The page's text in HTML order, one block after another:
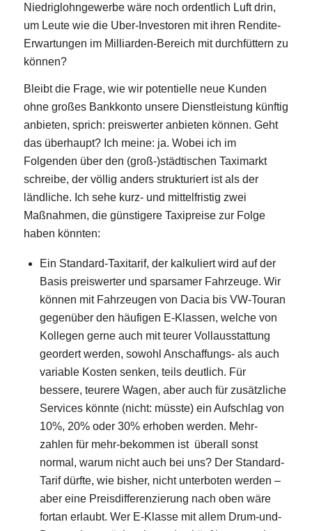
Niedriglohngewerbe wäre noch ordentlich Luft drin,
um Leute wie die Uber-Investoren mit ihren Rendite-
Erwartungen im Milliarden-Bereich mit durchfüttern zu
können?
Bleibt die Frage, wie wir potentielle neue Kunden
ohne großes Bankkonto unsere Dienstleistung künftig
anbieten, sprich: preiswerter anbieten können. Geht
das überhaupt? Ich meine: ja. Wobei ich im
Folgenden über den (groß-)städtischen Taximarkt
schreibe, der völlig anders strukturiert ist als der
ländliche. Ich sehe kurz- und mittelfristig zwei
Maßnahmen, die günstigere Taxipreise zur Folge
haben könnten:
Ein Standard-Taxitarif, der kalkuliert wird auf der
Basis preiswerter und sparsamer Fahrzeuge. Wir
können mit Fahrzeugen von Dacia bis VW-Touran
gegenüber den häufigen E-Klassen, welche von
Kollegen gerne auch mit teurer Vollausstattung
geordert werden, sowohl Anschaffungs- als auch
variable Kosten senken, teils deutlich. Für
bessere, teurere Wagen, aber auch für zusätzliche
Services könnte (nicht: müsste) ein Aufschlag von
10%, 20% oder 30% erhoben werden. Mehr-
zahlen für mehr-bekommen ist überall sonst
normal, warum nicht auch bei uns? Der Standard-
Tarif dürfte, wie bisher, nicht unterboten werden –
aber eine Preisdifferenzierung nach oben wäre
fortan erlaubt. Wer E-Klasse mit allem Drum-und-